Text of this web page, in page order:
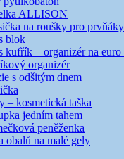
ALLISON
na roušky pro prvňáky
blok
kufřík – organizér na
organizér
s odšitým dnem
– kosmetická taška
jedním tahem
peněženka
obalů na malé gely